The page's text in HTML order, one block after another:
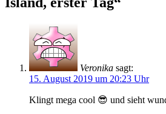
Veronika sagt:
15. August 2019 um 20:23 Uhr
Klingt mega cool 😎 und sieht